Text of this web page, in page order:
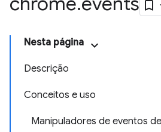
Nesta página
Descrição
Conceitos e uso
Manipuladores de eventos